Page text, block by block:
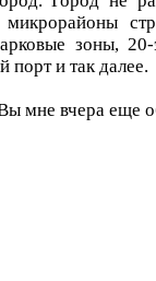
зоны,
порт и так далее.
мне вчера еще